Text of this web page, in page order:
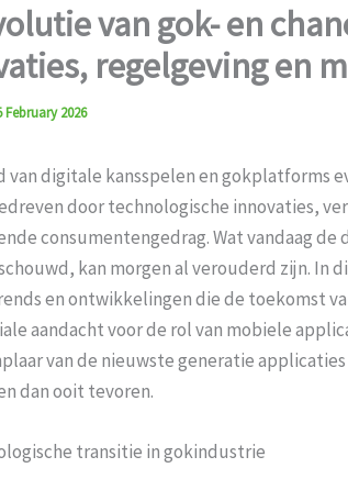
van gok- en
regelgeving en
February 2026
van digitale kansspelen en gokplatforms
door technologische innovaties,
consumentengedrag. Wat vandaag de
kan morgen al verouderd zijn. In
en ontwikkelingen die de toekomst
aandacht voor de rol van mobiele
van de nieuwste generatie
dan ooit tevoren.
transitie in gokindustrie